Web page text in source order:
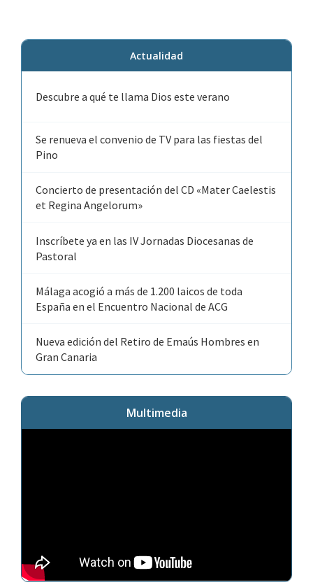
Actualidad
Descubre a qué te llama Dios este verano
Se renueva el convenio de TV para las fiestas del
Pino
Concierto de presentación del CD «Mater Caelestis
et Regina Angelorum»
Inscríbete ya en las IV Jornadas Diocesanas de
Pastoral
Málaga acogió a más de 1.200 laicos de toda
España en el Encuentro Nacional de ACG
Nueva edición del Retiro de Emaús Hombres en
Gran Canaria
Multimedia